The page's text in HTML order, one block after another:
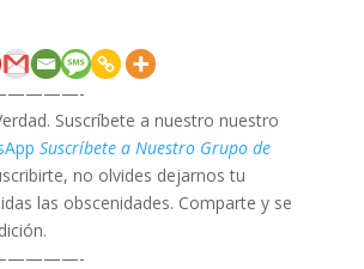
Suscríbete a nuestro nuestro
Suscríbete a Nuestro Grupo de
no olvides dejarnos tu
las obscenidades. Comparte y se